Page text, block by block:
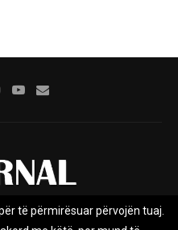
Marketing Kontakt
të përmirësuar përvojën tuaj.